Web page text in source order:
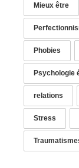
Mieux être
Phobies
Psychologie
relations
Stress